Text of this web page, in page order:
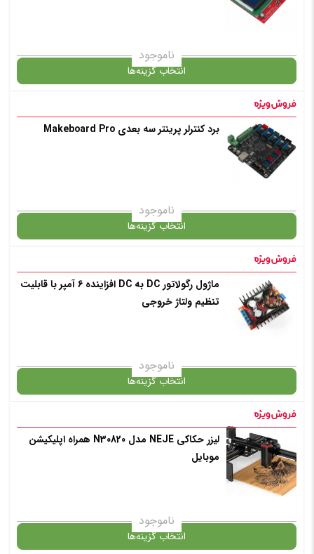
✧ چت با پشتیبان واتس آپ
ناموجود
انتخاب گزینه‌ها
گارانتی
✧ چت با پشتیبان واتس آپ
برد کنترلر پرینتر سه بعدی Makeboard Pro
ناموجود
انتخاب گزینه‌ها
گارانتی
✧ چت با پشتیبان واتس آپ
ماژول رگولاتور DC به DC افزاینده 6 آمپر با قابلیت
تنظیم ولتاژ خروجی
ناموجود
انتخاب گزینه‌ها
گارانتی
✧ چت با پشتیبان واتس آپ
لیزر حکاکی NEJE مدل N30820 همراه اپلیکیشن
موبایل
ناموجود
انتخاب گزینه‌ها